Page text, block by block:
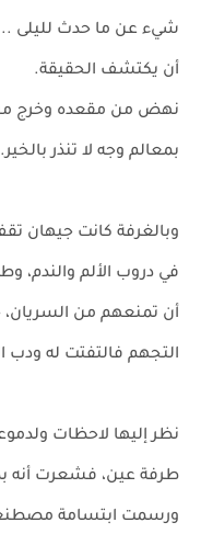
شيء عن ما حدث لليلى ...
أن يكتشف الحقيقة.
نهض من مقعده وخرج من
بمعالم وجه لا تنذر
وبالغرفة كانت جيهان
في دروب الألم والندم،
أن تمنعهم من
التجهم فالتفتت له ودب
نظر إليها لاحظات
طرفة عين، فشعرت أنه
ورسمت ابتسامة